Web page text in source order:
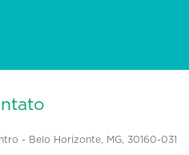
- Belo Horizonte, MG, 30160-031